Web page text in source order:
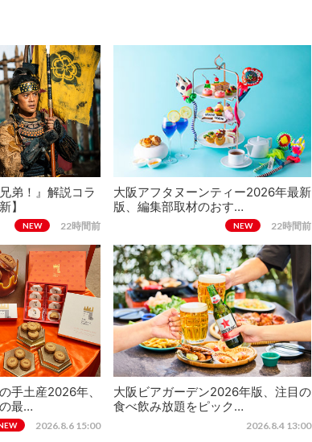
弟！』解説コラ
】
NEW 22時間前
大阪アフタヌーンティー2026年最新
版、編集部取材のおす…
NEW 22時間前
手土産2026年、
最…
2026.8.6 15:00
大阪ビアガーデン2026年版、注目の
食べ飲み放題をピック…
2026.8.4 13:00